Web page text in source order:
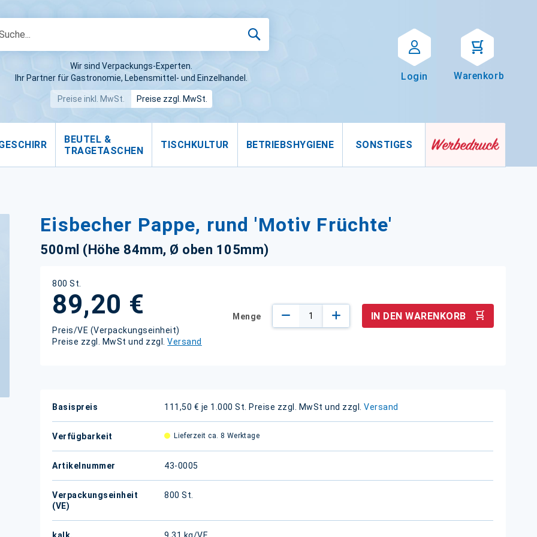
Wir sind Verpackungs-Experten.
Ihr Partner für Gastronomie, Lebensmittel- und Einzelhandel.
Preise inkl. MwSt. Preise zzgl. MwSt.
Login Warenkorb
BEUTEL &
TRAGETASCHEN
TISCHKULTUR BETRIEBSHYGIENE SONSTIGES
Eisbecher Pappe, rund 'Motiv Früchte'
500ml (Höhe 84mm, Ø oben 105mm)
800 St.
89,20 €
Preis/VE (Verpackungseinheit)
Preise zzgl. MwSt und zzgl.Versand
Menge IN DEN WARENKORB
Weitere
Basispreis 111,50 € je 1.000 St. Preise zzgl. MwSt und zzgl.Versand
Verfügbarkeit Lieferzeit ca. 8 Werktage
Artikelnummer 43-0005
Verpackungseinheit
(VE)
800 St.